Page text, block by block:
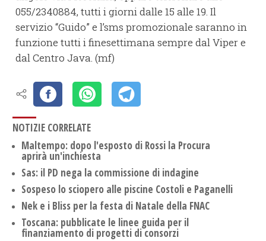
055/2340884, tutti i giorni dalle 15 alle 19. Il
servizio “Guido” e l’sms promozionale saranno in
funzione tutti i finesettimana sempre dal Viper e
dal Centro Java. (mf)
NOTIZIE CORRELATE
Maltempo: dopo l'esposto di Rossi la Procura
aprirà un'inchiesta
Sas: il PD nega la commissione di indagine
Sospeso lo sciopero alle piscine Costoli e Paganelli
Nek e i Bliss per la festa di Natale della FNAC
Toscana: pubblicate le linee guida per il
finanziamento di progetti di consorzi